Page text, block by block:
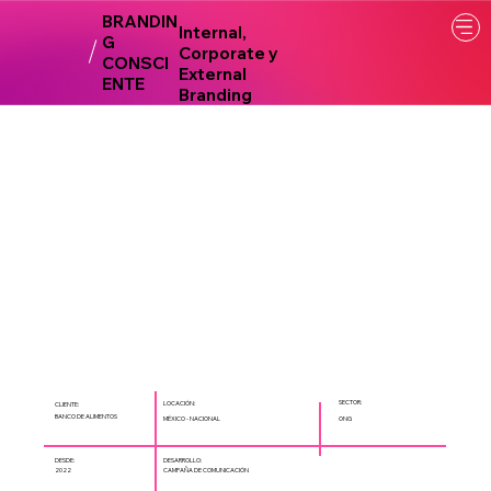
BRANDIN
G
CONSCI
ENTE
Internal,
Corporate y
External
Branding
SECTOR:
DESARROLLO:
DESDE:
LOCACIÓN:
MÉXICO - NACIONAL
ONG
CAMPAÑA DE COMUNICACIÓN
2022
BANCO DE ALIMENTOS
CLIENTE: